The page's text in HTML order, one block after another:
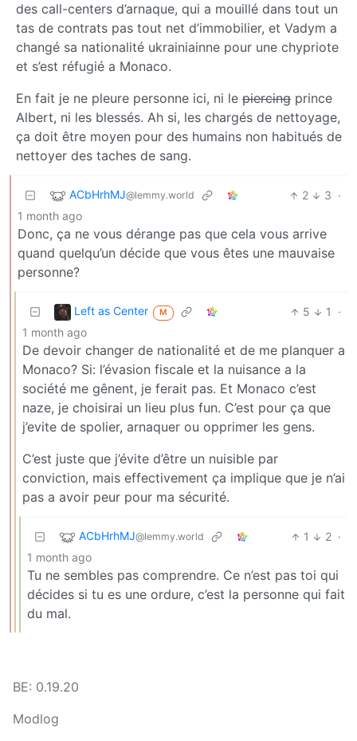
des call-centers d’arnaque, qui a mouillé dans tout un
tas de contrats pas tout net d’immobilier, et Vadym a
changé sa nationalité ukrainiainne pour une chypriote
et s’est réfugié a Monaco.
En fait je ne pleure personne ici, ni le piercing prince
Albert, ni les blessés. Ah si, les chargés de nettoyage,
ça doit être moyen pour des humains non habitués de
nettoyer des taches de sang.
ACbHrhMJ@lemmy.world 2 3 ·
1 month ago
Donc, ça ne vous dérange pas que cela vous arrive
quand quelqu’un décide que vous êtes une mauvaise
personne?
Left as Center M 5 1
·
1 month ago
De devoir changer de nationalité et de me planquer a
Monaco? Si: l’évasion fiscale et la nuisance a la
société me gênent, je ferait pas. Et Monaco c’est
naze, je choisirai un lieu plus fun. C’est pour ça que
j’evite de spolier, arnaquer ou opprimer les gens.
C’est juste que j’évite d’être un nuisible par
conviction, mais effectivement ça implique que je n’ai
pas a avoir peur pour ma sécurité.
ACbHrhMJ@lemmy.world 1 2 ·
1 month ago
Tu ne sembles pas comprendre. Ce n’est pas toi qui
décides si tu es une ordure, c’est la personne qui fait
du mal.
BE: 0.19.20
Modlog